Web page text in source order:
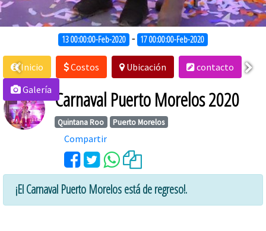
13 00:00:00-Feb-2020 - 17 00:00:00-Feb-2020
Inicio Costos Ubicación
contacto
Galería Carnaval Puerto Morelos 2020
Quintana Roo Puerto Morelos
Compartir
¡El Carnaval Puerto Morelos está de regreso!.